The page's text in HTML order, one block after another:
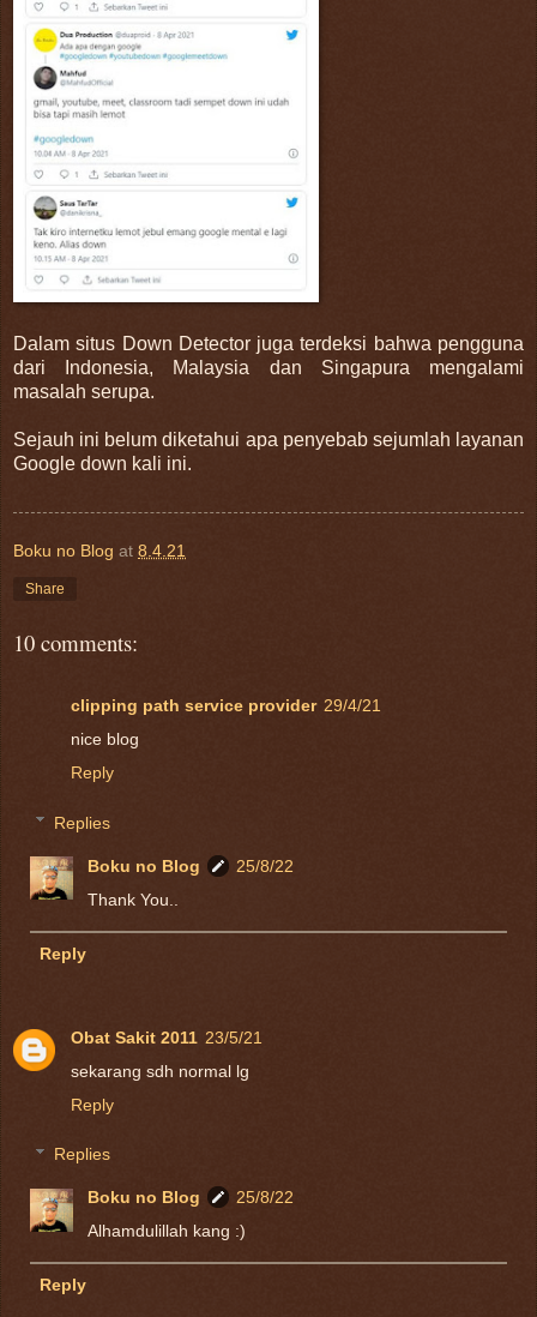
Dalam situs Down Detector juga terdeksi bahwa pengguna
dari Indonesia, Malaysia dan Singapura mengalami
masalah serupa.
Sejauh ini belum diketahui apa penyebab sejumlah layanan
Google down kali ini.
Boku no Blog at 8.4.21
Share
10 comments:
clipping path service provider 29/4/21
nice blog
Reply
Replies
Boku no Blog
25/8/22
Thank You..
Reply
Obat Sakit 2011 23/5/21
sekarang sdh normal lg
Reply
Replies
Boku no Blog
25/8/22
Alhamdulillah kang :)
Reply